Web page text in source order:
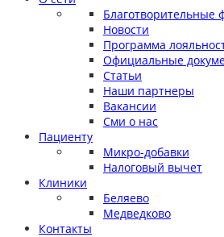
Благотворительные
Новости
Программа
Официальные
Статьи
Наши партнеры
Вакансии
Сми о нас
Пациенту
Микро-добавки
Налоговый вычет
Клиники
Беляево
Медведково
Контакты